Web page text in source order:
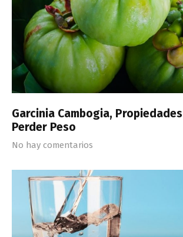
Garcinia Cambogia,
Perder Peso
No hay comentarios